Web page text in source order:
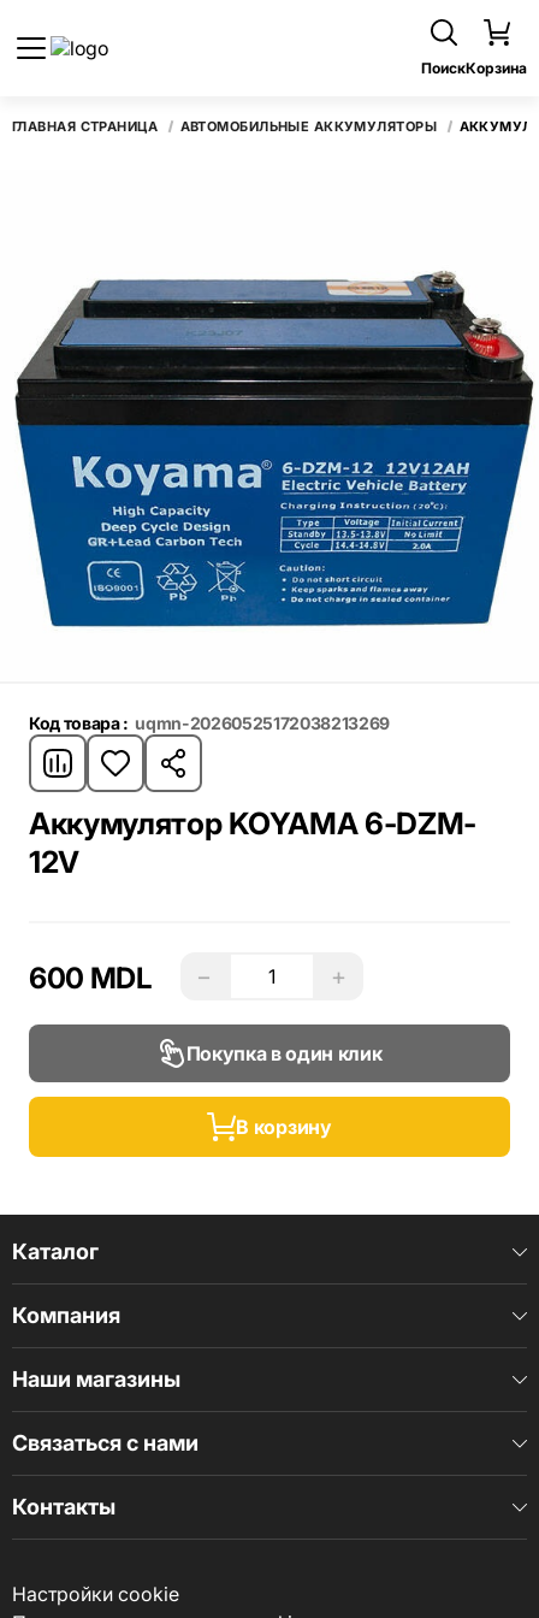
ПоискКорзина
ГЛАВНАЯ СТРАНИЦА АВТОМОБИЛЬНЫЕ АККУМУЛЯТОРЫ
Код товара : uqmn-20260525172038213269
Аккумулятор KOYAMA 6-DZM-
12V
600 MDL − +
Покупка в один клик
В корзину
Каталог
Компания
Наши магазины
Связаться с нами
Контакты
Настройки cookie